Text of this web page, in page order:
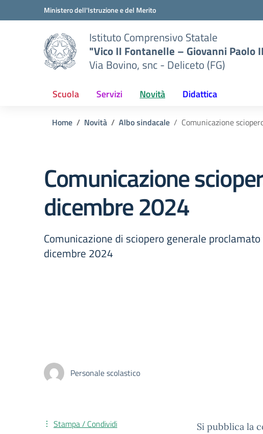
Vai ai contenuti
Vai al menu di navigazioneMinistero dell'Istruzione e del Merito
Istituto Comprensivo Statale
"Vico II Fontanelle – Giovanni Paolo
Via Bovino, snc - Deliceto (FG)
Scuola Servizi Novità Didattica
Home Novità Albo sindacale Comunicazione
Comunicazione
dicembre 2024
Comunicazione di sciopero generale
dicembre 2024
Personale scolastico
Si pubblica la
Stampa / Condividi